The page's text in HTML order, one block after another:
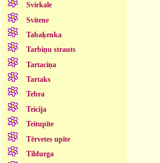
Svirkale
Svitene
Tabaķenka
Tarbiņu strauts
Tartaciņa
Tartaks
Tebra
Teicija
Teitupīte
Tērvetes upīte
Tildurga